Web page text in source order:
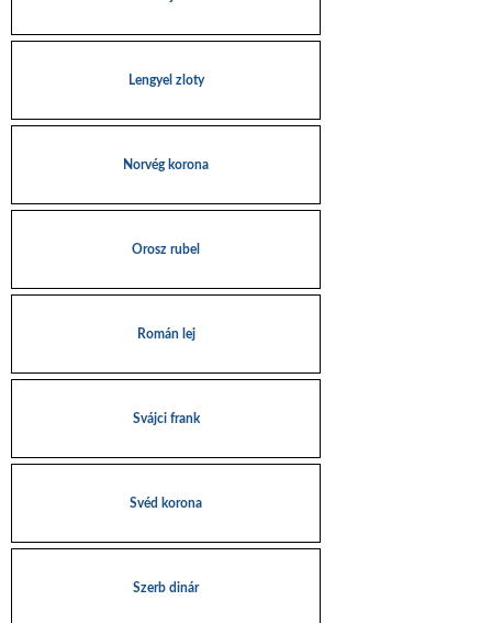
Lengyel zloty
Norvég korona
Orosz rubel
Román lej
Svájci frank
Svéd korona
Szerb dinár